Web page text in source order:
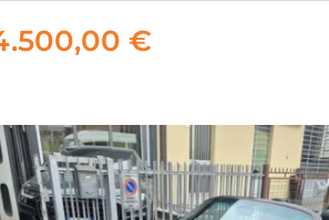
Business 115cv
€